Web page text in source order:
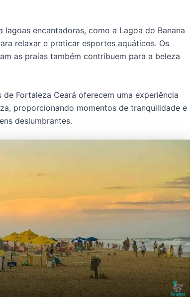
lagoas encantadoras, como a Lagoa do Banana
relaxar e praticar esportes aquáticos. Os
as praias também contribuem para a beleza
de Fortaleza Ceará oferecem uma experiência
proporcionando momentos de tranquilidade e
deslumbrantes.